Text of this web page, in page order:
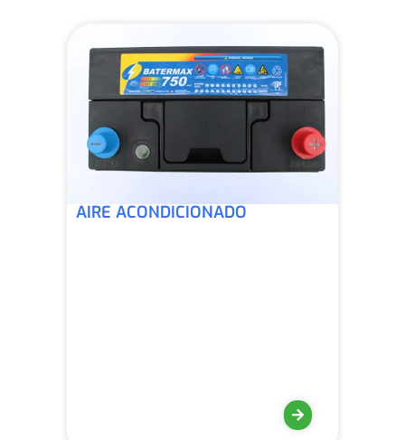
AIRE ACONDICIONADO